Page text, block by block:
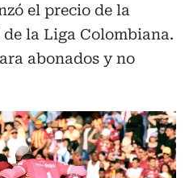
el precio de la
la Liga Colombiana.
abonados y no